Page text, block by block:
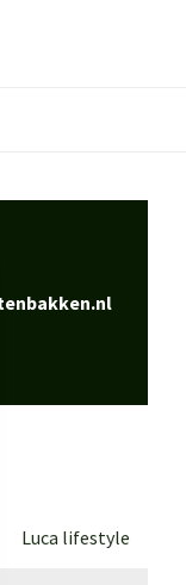
Luca lifestyle